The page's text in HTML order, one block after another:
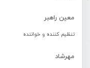
معین راهبر
تنظیم کننده و خواننده
مهرشاد